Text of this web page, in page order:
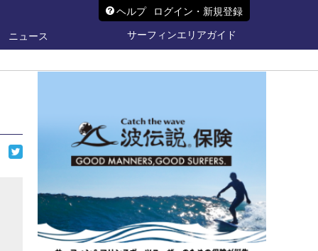
ヘルプ ログイン・新規登録
ニュース
サーフィンエリアガイド